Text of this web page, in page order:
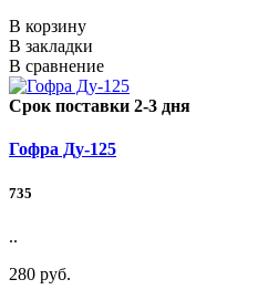
В корзину
В закладки
В сравнение
Срок поставки 2-3 дня
Гофра Ду-125
735
..
280 руб.